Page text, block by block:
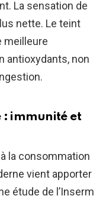
La sensation de
nette. Le teint
meilleure
antioxydants, non
: immunité et
la consommation
vient apporter
étude de l’Inserm